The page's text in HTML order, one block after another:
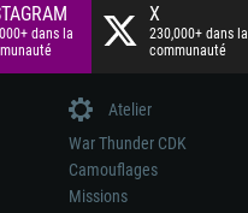
dans la
X
230,000+ dans la
communauté
Atelier
War Thunder CDK
Camouflages
Missions